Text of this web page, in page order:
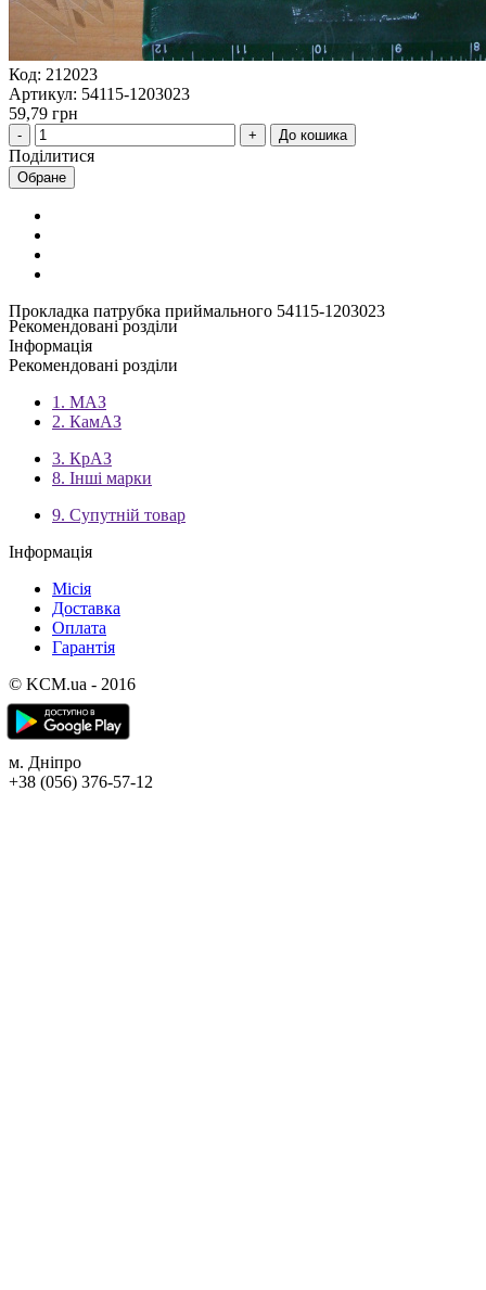
Код: 212023
Артикул: 54115-1203023
59,79 грн
До кошика
Поділитися
Обране
Прокладка патрубка приймального 54115-1203023
Рекомендовані розділи
Інформація
Рекомендовані розділи
1. МАЗ
2. КамАЗ
3. КрАЗ
8. Інші марки
9. Супутній товар
Інформація
Місія
Доставка
Оплата
Гарантія
© KCM.ua - 2016
м. Дніпро
+38 (056) 376-57-12